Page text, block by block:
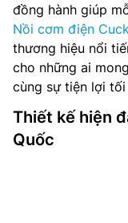
đồng hành giúp
Nồi cơm điện
thương hiệu nổi
cho những ai
cùng sự tiện lợi
Thiết kế hiện
Quốc